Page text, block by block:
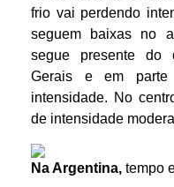
frio vai perdendo
seguem baixas no
segue presente do
Gerais e em
intensidade. No
de intensidade
Na Argentina, tempo